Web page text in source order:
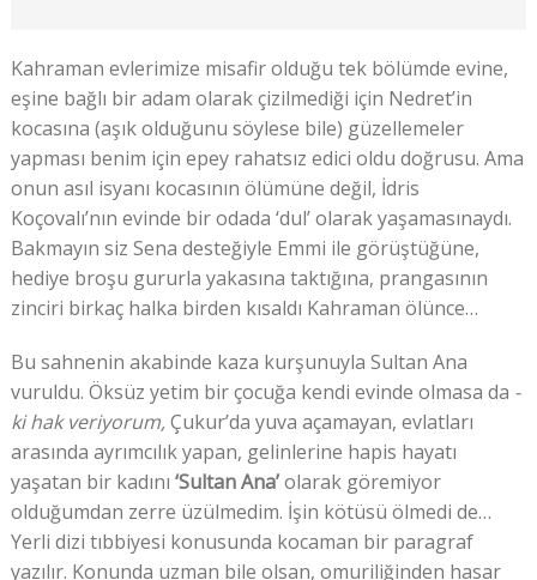
Kahraman evlerimize misafir olduğu tek bölümde evine,
eşine bağlı bir adam olarak çizilmediği için Nedret’in
kocasına (aşık olduğunu söylese bile) güzellemeler
yapması benim için epey rahatsız edici oldu doğrusu. Ama
onun asıl isyanı kocasının ölümüne değil, İdris
Koçovalı’nın evinde bir odada ‘dul’ olarak yaşamasınaydı.
Bakmayın siz Sena desteğiyle Emmi ile görüştüğüne,
hediye broşu gururla yakasına taktığına, prangasının
zinciri birkaç halka birden kısaldı Kahraman ölünce…
Bu sahnenin akabinde kaza kurşunuyla Sultan Ana
vuruldu. Öksüz yetim bir çocuğa kendi evinde olmasa da -
ki hak veriyorum,Çukur’da yuva açamayan, evlatları
arasında ayrımcılık yapan, gelinlerine hapis hayatı
yaşatan bir kadını ‘Sultan Ana’olarak göremiyor
olduğumdan zerre üzülmedim. İşin kötüsü ölmedi de…
Yerli dizi tıbbiyesi konusunda kocaman bir paragraf
yazılır. Konunda uzman bile olsan, omuriliğinden hasar